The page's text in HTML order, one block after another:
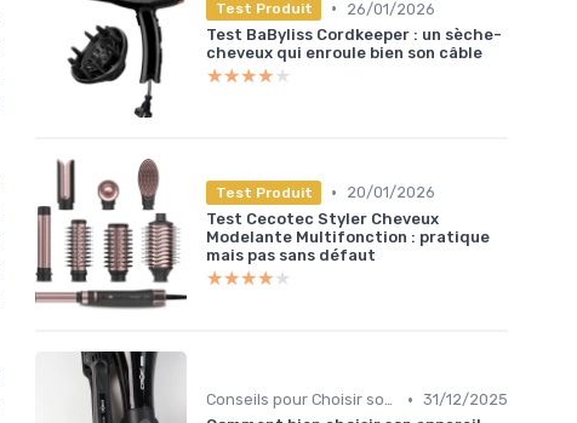
Test Produit •
26/01/2026
Test BaByliss Cordkeeper : un sèche-
cheveux qui enroule bien son câble
★★★★★
★★★★★
Test Produit •
20/01/2026
Test Cecotec Styler Cheveux
Modelante Multifonction : pratique
mais pas sans défaut
★★★★★
★★★★★
Conseils pour Choisir son Coiffeur • 31/12/2025